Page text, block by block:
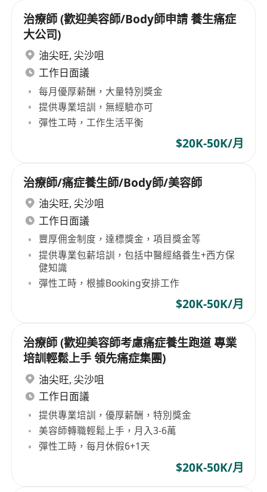
治療師 (歡迎美容師/Body師申請 養生痛症
大公司)
油尖旺, 尖沙咀
工作日面議
每月優厚薪酬，大量特別獎金
提供專業培訓，無經驗亦可
彈性工時，工作生活平衡
$20K-50K/月
治療師/痛症養生師/Body師/美容師
油尖旺, 尖沙咀
工作日面議
豐厚佣金制度，達標獎金，項目獎金等
提供專業包薪培訓，包括中醫經絡養生+西方保
健知識
彈性工時，根據Booking安排工作
$20K-50K/月
治療師 (歡迎美容師考慮痛症養生跑道 專業
培訓輕鬆上手 領先痛症集團)
油尖旺, 尖沙咀
工作日面議
提供專業培訓，優厚薪酬，特別獎金
美容師轉職輕鬆上手，月入3-6萬
彈性工時，每月休假6+1天
$20K-50K/月